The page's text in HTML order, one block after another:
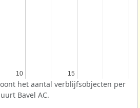
10
10 15
15
het aantal verblijfsobjecten per
Bavel AC.